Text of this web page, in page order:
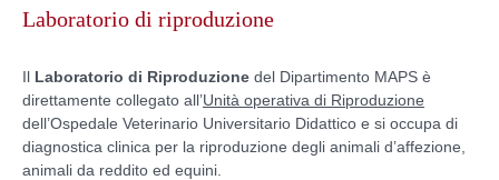
contentLaboratorio di riproduzione
Il Laboratorio di Riproduzione del Dipartimento MAPS è
direttamente collegato all’Unità operativa di Riproduzione
dell’Ospedale Veterinario Universitario Didattico e si occupa di
diagnostica clinica per la riproduzione degli animali d’affezione,
animali da reddito ed equini.